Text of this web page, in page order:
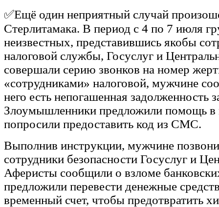
✅Ещё один неприятный случай
Стерлитамака. В период с 4 по 7 июля
неизвестных, представившись якобы
налоговой службы, Госуслуг и
совершали серию звонков на номер
«сотрудниками» налоговой, мужчине
него есть непогашенная задолженность
Злоумышленники предложили помощь в
попросили предоставить код из СМС.
Выполнив инструкции, мужчине
сотрудники безопасности Госуслуг и
Аферисты сообщили о взломе
предложили перевести денежные
временный счет, чтобы предотвратить